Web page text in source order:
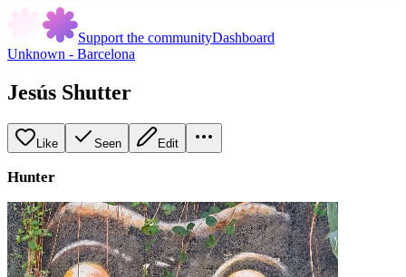
Support the communityDashboard
Unknown - Barcelona
Jesús Shutter
Like Seen Edit
Hunter